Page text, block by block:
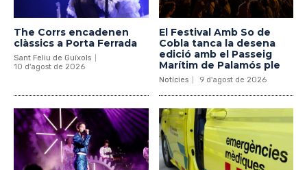
The Corrs encadenen
clàssics a Porta Ferrada
Sant Feliu de Guíxols
10 d'agost de 2026
El Festival Amb So de
Cobla tanca la desena
edició amb el Passeig
Marítim de Palamós ple
Notícies 9 d'agost de 2026